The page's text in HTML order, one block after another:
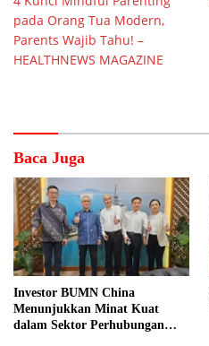
pos
pada Orang Tua Modern,
Parents Wajib Tahu! –
HEALTHNEWS MAGAZINE
Baca Juga
Investor BUMN China
Menunjukkan Minat Kuat
dalam Sektor Perhubungan